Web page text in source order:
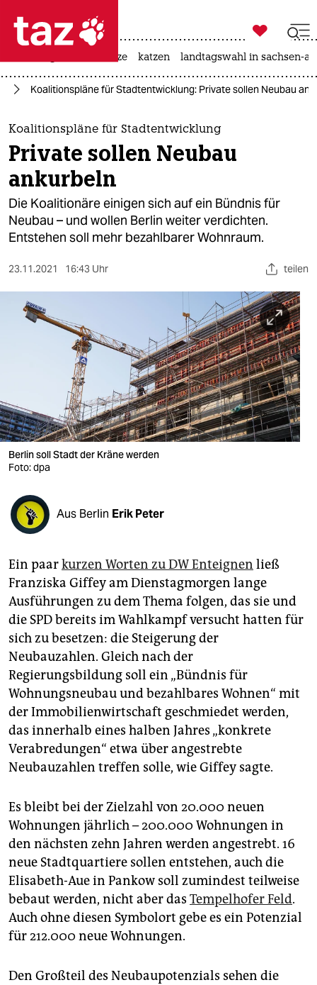
 taz zahl ich
taz zahl ich
themen
politik
öko
gesellschaft
sport
berlin
verlag
verlag
veranstaltungen
shop
fragen & hilfe
unterstützen
abo
genossenschaft
epaper login

taz zahl ich
hitze katzen landtagswahl in sachsen-
Koalitionspläne für Stadtentwicklung: Private sollen Neubau
Koalitionspläne für Stadtentwicklung
Private sollen Neubau
ankurbeln
Die Koalitionäre einigen sich auf ein Bündnis für
Neubau – und wollen Berlin weiter verdichten.
Entstehen soll mehr bezahlbarer Wohnraum.
23.11.2021 16:43 Uhr teilen
Berlin soll Stadt der Kräne werden
Foto: dpa
Aus Berlin Erik Peter
Ein paarkurzen Worten zu DW Enteignen ließ
Franziska Giffey am Dienstagmorgen lange
Ausführungen zu dem Thema folgen, das sie und
die SPD bereits im Wahlkampf versucht hatten für
sich zu besetzen: die Steigerung der
Neubauzahlen. Gleich nach der
Regierungsbildung soll ein „Bündnis für
Wohnungsneubau und bezahlbares Wohnen“ mit
der Immobilienwirtschaft geschmiedet werden,
das innerhalb eines halben Jahres „konkrete
Verabredungen“ etwa über angestrebte
Neubauzahlen treffen solle, wie Giffey sagte.
Es bleibt bei der Zielzahl von 20.000 neuen
Wohnungen jährlich – 200.000 Wohnungen in
den nächsten zehn Jahren werden angestrebt. 16
neue Stadtquartiere sollen entstehen, auch die
Elisabeth-Aue in Pankow soll zumindest teilweise
bebaut werden, nicht aber das Tempelhofer Feld.
Auch ohne diesen Symbolort gebe es ein Potenzial
für 212.000 neue Wohnungen.
Den Großteil des Neubaupotenzials sehen die